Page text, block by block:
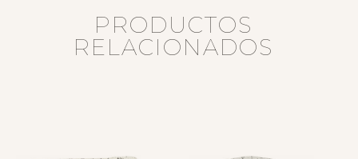
PRODUCTOS
RELACIONADOS